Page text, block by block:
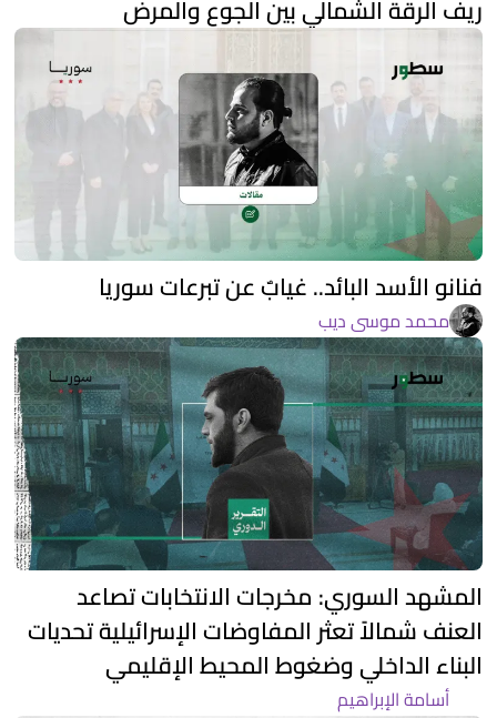
ريف الرقة الشمالي بين الجوع والمرض
فنانو الأسد البائد.. غيابٌ عن تبرعات سوريا
محمد موسى ديب
المشهد السوري: مخرجات الانتخابات تصاعد
العنف شمالاً تعثر المفاوضات الإسرائيلية تحديات
البناء الداخلي وضغوط المحيط الإقليمي
أسامة الإبراهيم